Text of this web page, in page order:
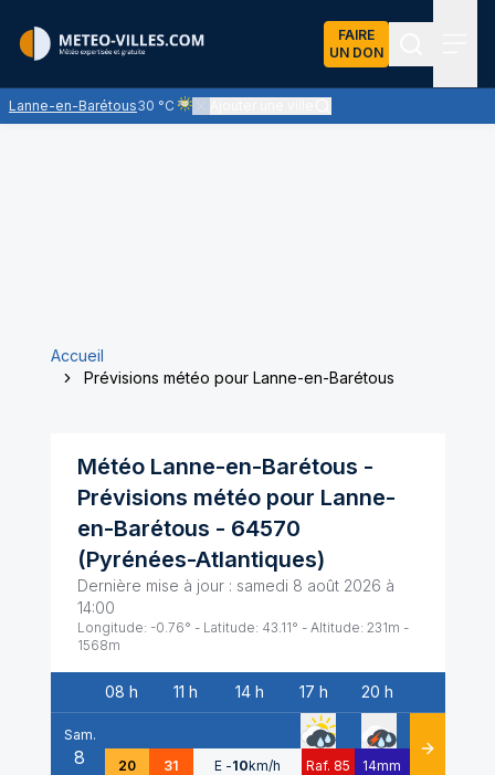
FAIRE
UN DON
Lanne-en-Barétous30 °C
Ciel voilé par des nuages d'altitude, ternissant
Accueil
Prévisions météo pour Lanne-en-Barétous
Météo Lanne-en-Barétous -
Prévisions météo pour Lanne-
en-Barétous - 64570
(Pyrénées-Atlantiques)
Dernière mise à jour : samedi 8 août 2026 à
14:00
Longitude: -0.76° - Latitude: 43.11° - Altitude: 231m -
1568m
Date
08 h 11 h 14 h 17 h 20 h
Sam.
8 20 31 E -10km/h Raf. 85 14mm Détails